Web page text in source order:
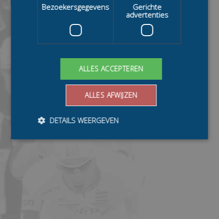
Bezoekersgegevens
Gerichte
advertenties
ALLES ACCEPTEREN
ALLES AFWIJZEN
DETAILS WEERGEVEN